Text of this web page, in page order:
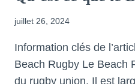
juillet 26, 2024
Information clés de
Beach Rugby Le Beach
du rugby union. Il est